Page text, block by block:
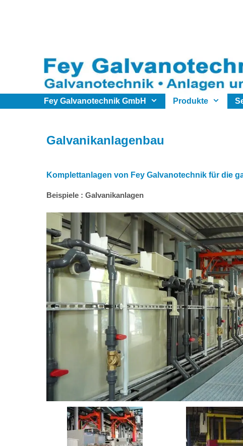
Fey Galvanotechnik GmbH Produkte
Galvanikanlagenbau
Komplettanlagen von Fey Galvanotechnik für die
Beispiele : Galvanikanlagen